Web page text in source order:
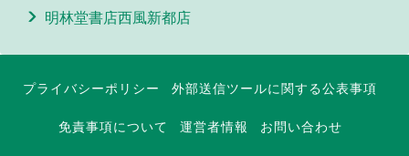
明林堂書店西風新都店
プライバシーポリシー 外部送信ツールに関する公表事項
免責事項について 運営者情報 お問い合わせ